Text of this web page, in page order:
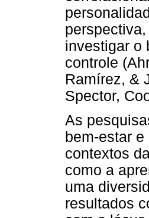
investigar o
controle
Ramírez, &
Spector,
As
bem-estar
contextos
como a
uma
resultados